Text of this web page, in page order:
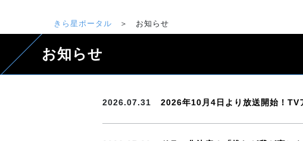
きら星ポータル ＞ お知らせ
お知らせ
2026.07.31 2026年10月4日より放送開始！TV